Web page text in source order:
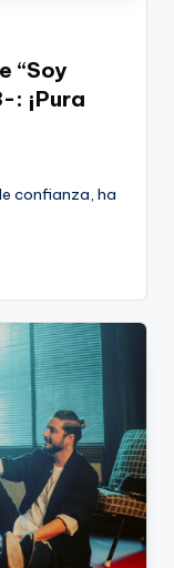
“Soy
: ¡Pura
confianza, ha